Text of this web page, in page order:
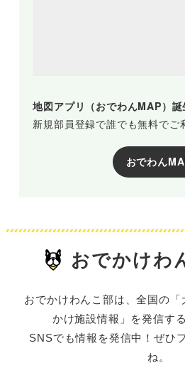
地図アプリ（おでわんMAP）誕
新規部員登録で誰でも無料でご
おでわん
おでかけわ
おでかけわんこ部は、全国の
かけ施設情報」を発信す
SNSでも情報を発信中！ぜひ
ね。